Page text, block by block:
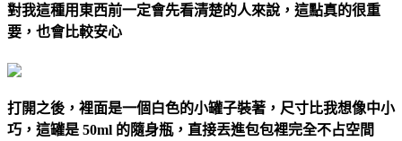
對我這種用東西前一定會先看清楚的人來說，這點真的很重
要，也會比較安心
打開之後，裡面是一個白色的小罐子裝著，尺寸比我想像中小
巧，這罐是 50ml 的隨身瓶，直接丟進包包裡完全不占空間